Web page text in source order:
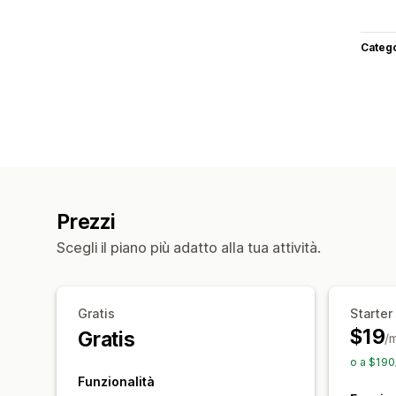
Prezzi
Scegli il piano più adatto alla tua attività.
Gratis
Gratis
Funzionalità
Starter
$19/
o a